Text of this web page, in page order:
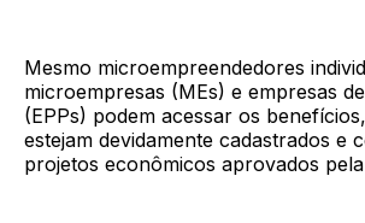
Mesmo microempreendedores
microempresas (MEs) e empresas
(EPPs) podem acessar os
estejam devidamente cadastrados e
projetos econômicos aprovados